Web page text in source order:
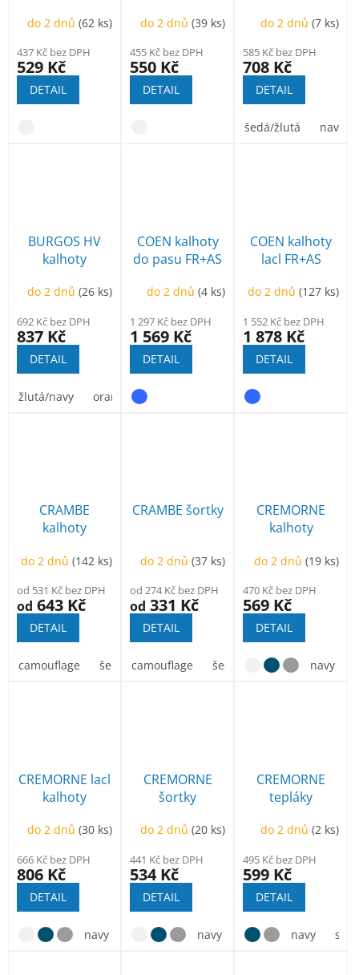
do 2 dnů(62 ks)
437 Kč bez DPH
529 Kč
DETAIL
do 2 dnů(39 ks)
455 Kč bez DPH
550 Kč
DETAIL
do 2 dnů (7 ks)
585 Kč bez DPH
708 Kč
DETAIL
šedá/žlutá navy/
BURGOS HV
kalhoty
do 2 dnů(26 ks)
692 Kč bez DPH
837 Kč
DETAIL
žlutá/navy oranžová/navy
COEN kalhoty
do pasu FR+AS
do 2 dnů(4 ks)
1 297 Kč bez DPH
1 569 Kč
DETAIL
COEN kalhoty
lacl FR+AS
do 2 dnů (127 ks)
1 552 Kč bez DPH
1 878 Kč
DETAIL
CRAMBE
kalhoty
do 2 dnů(142 ks)
od 531 Kč bez DPH
od 643 Kč
DETAIL
camouflage šedá kamufláž béžová kamufláž
CRAMBE šortky
do 2 dnů(37 ks)
od 274 Kč bez DPH
od 331 Kč
DETAIL
camouflage šedá kamufláž béžová
CREMORNE
kalhoty
do 2 dnů (19 ks)
470 Kč bez DPH
569 Kč
DETAIL
navy
CREMORNE lacl
kalhoty
do 2 dnů(30 ks)
666 Kč bez DPH
806 Kč
DETAIL
navy sv.olivová
CREMORNE
šortky
do 2 dnů(20 ks)
441 Kč bez DPH
534 Kč
DETAIL
navy sv.olivová
CREMORNE
tepláky
do 2 dnů (2 ks)
495 Kč bez DPH
599 Kč
DETAIL
navy